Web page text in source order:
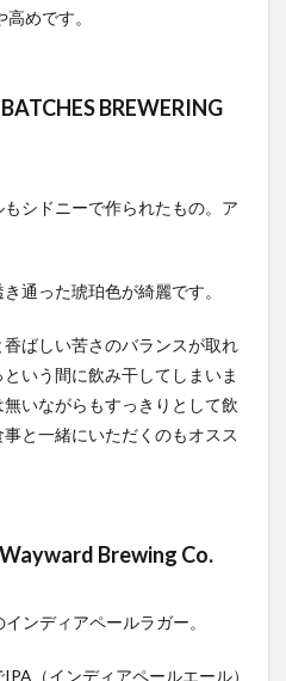
めです。
BREWERING
シドニーで作られたもの。ア
通った琥珀色が綺麗です。
ばしい苦さのバランスが取れ
いう間に飲み干してしまいま
いながらもすっきりとして飲
と一緒にいただくのもオスス
Brewing Co.
ンディアペールラガー。
（インディアペールエール）